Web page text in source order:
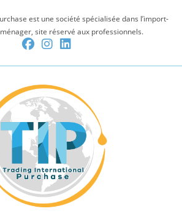
est une société spécialisée dans l’import-
site réservé aux professionnels.